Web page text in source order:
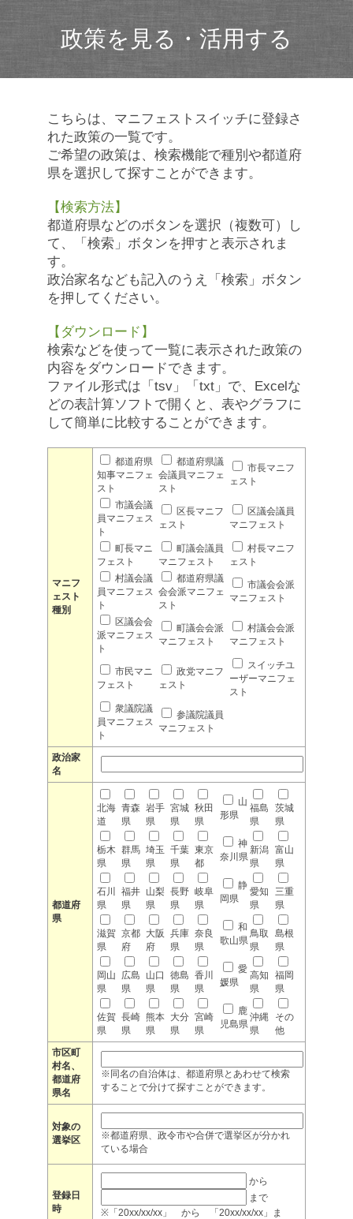
政策を見る・活用する
こちらは、マニフェストスイッチに登録さ
れた政策の一覧です。
ご希望の政策は、検索機能で種別や都道府
県を選択して探すことができます。
【検索方法】
都道府県などのボタンを選択（複数可）し
て、「検索」ボタンを押すと表示されま
す。
政治家名なども記入のうえ「検索」ボタン
を押してください。
【ダウンロード】
検索などを使って一覧に表示された政策の
内容をダウンロードできます。
ファイル形式は「tsv」「txt」で、Excelな
どの表計算ソフトで開くと、表やグラフに
して簡単に比較することができます。
マニフ
ェスト
種別
都道府県
知事マニフェ
スト
都道府県議
会議員マニフェ
スト
市長マニフ
ェスト
市議会議
員マニフェス
ト
区長マニフ
ェスト
区議会議員
マニフェスト
町長マニ
フェスト
町議会議員
マニフェスト
村長マニフ
ェスト
村議会議
員マニフェス
ト
都道府県議
会会派マニフェ
スト
市議会会派
マニフェスト
区議会会
派マニフェス
ト
町議会会派
マニフェスト
村議会会派
マニフェスト
市民マニ
フェスト
政党マニフ
ェスト
スイッチユ
ーザーマニフェ
スト
衆議院議
員マニフェス
ト
参議院議員
マニフェスト
政治家
名
都道府
県
北海
道
青森
県
岩手
県
宮城
県
秋田
県
山
形県
福島
県
茨城
県
栃木
県
群馬
県
埼玉
県
千葉
県
東京
都
神
奈川県
新潟
県
富山
県
石川
県
福井
県
山梨
県
長野
県
岐阜
県
静
岡県
愛知
県
三重
県
滋賀
県
京都
府
大阪
府
兵庫
県
奈良
県
和
歌山県
鳥取
県
島根
県
岡山
県
広島
県
山口
県
徳島
県
香川
県
愛
媛県
高知
県
福岡
県
佐賀
県
長崎
県
熊本
県
大分
県
宮崎
県
鹿
児島県
沖縄
県
その
他
市区町
村名、
都道府
県名
※同名の自治体は、都道府県とあわせて検索
することで分けて探すことができます。
対象の
選挙区
※都道府県、政令市や合併で選挙区が分かれ
ている場合
登録日
時
から
まで
※「20xx/xx/xx」 から 「20xx/xx/xx」ま